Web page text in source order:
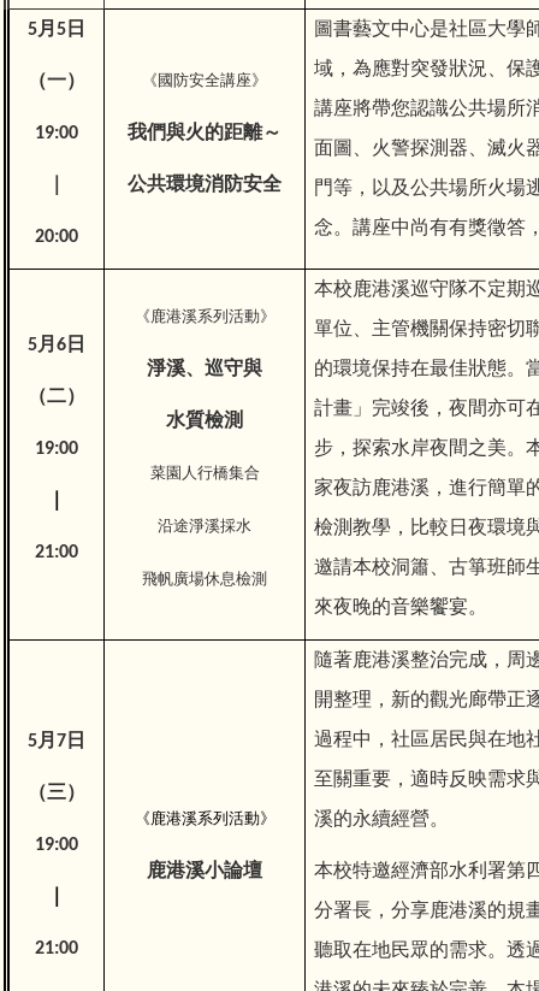
5月5日
（一）
19:00
20:00
《國防安全講座》
我們與火的距離～
公共環境消防安全
圖書藝文中心是社區大學
域，為應對突發狀況、保
講座將帶您認識公共場所
面圖、火警探測器、滅火
門等，以及公共場所火場
念。講座中尚有有獎徵答
5月6日
（二）
19:00
21:00
《鹿港溪系列活動》
淨溪、巡守與
水質檢測
菜園人行橋集合
沿途淨溪採水
飛帆廣場休息檢測
本校鹿港溪巡守隊不定期
單位、主管機關保持密切
的環境保持在最佳狀態。
計畫」完竣後，夜間亦可
步，探索水岸夜間之美。
家夜訪鹿港溪，進行簡單
檢測教學，比較日夜環境
邀請本校洞簫、古箏班師
來夜晚的音樂饗宴。
5月7日
（三）
19:00
21:00
《鹿港溪系列活動》
鹿港溪小論壇
隨著鹿港溪整治完成，周
開整理，新的觀光廊帶正
過程中，社區居民與在地
至關重要，適時反映需求
溪的永續經營。
本校特邀經濟部水利署第
分署長，分享鹿港溪的規
聽取在地民眾的需求。透